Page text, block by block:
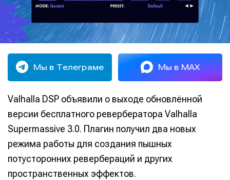
Мы в Телеграме Мы в MAX
Valhalla DSP объявили о выходе обновлённой
версии бесплатного ревербератора Valhalla
Supermassive 3.0. Плагин получил два новых
режима работы для создания пышных
потусторонних ревербераций и других
пространственных эффектов.